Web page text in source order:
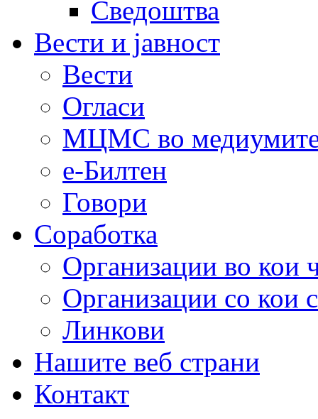
Сведоштва
Вести и јавност
Вести
Огласи
МЦМС во
е-Билтен
Говори
Соработка
Организации во кои
Организации со кои
Линкови
Нашите веб страни
Контакт